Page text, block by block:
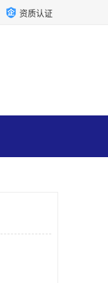
资质认证